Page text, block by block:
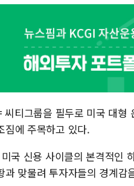
티그룹을 필두로 미국 대형
짐에 주목하고 있다.
국 신용 사이클의 본격적인
맞물려 투자자들의 경계감